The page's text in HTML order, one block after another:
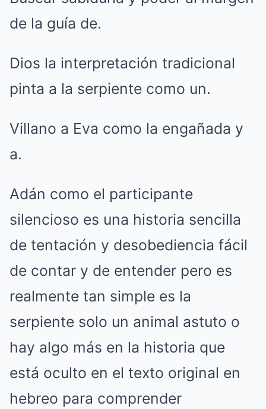
de la guía de.
Dios la interpretación tradicional
pinta a la serpiente como un.
Villano a Eva como la engañada y
a.
Adán como el participante
silencioso es una historia sencilla
de tentación y desobediencia fácil
de contar y de entender pero es
realmente tan simple es la
serpiente solo un animal astuto o
hay algo más en la historia que
está oculto en el texto original en
hebreo para comprender